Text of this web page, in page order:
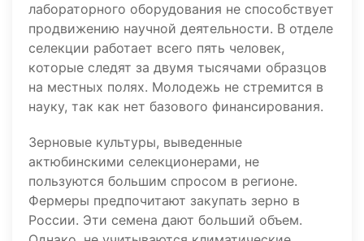
лабораторного оборудования не способствует
продвижению научной деятельности. В отделе
селекции работает всего пять человек,
которые следят за двумя тысячами образцов
на местных полях. Молодежь не стремится в
науку, так как нет базового финансирования.
Зерновые культуры, выведенные
актюбинскими селекционерами, не
пользуются большим спросом в регионе.
Фермеры предпочитают закупать зерно в
России. Эти семена дают больший объем.